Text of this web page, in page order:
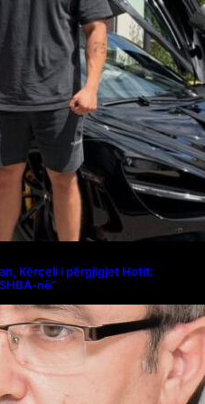
Kërçeli i përgjigjet Hotit:
në”